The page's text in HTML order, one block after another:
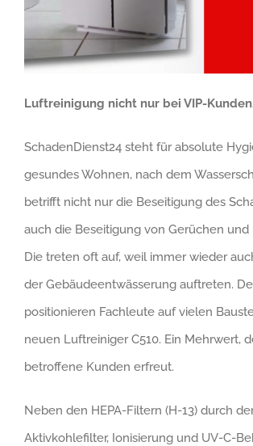
Luftreinigung nicht nur bei VIP-
SchadenDienst24 steht für absolute
gesundes Wohnen, nach dem
betrifft nicht nur die Beseitigung des
auch die Beseitigung von Gerüchen und
Die treten oft auf, weil immer wieder
der Gebäudeentwässerung auftreten.
positionieren Fachleute auf vielen
neuen Luftreiniger C510. Ein Mehrwert,
betroffene Kunden erfreut.
Neben den HEPA-Filtern (H-13) durch
Aktivkohlefilter, Ionisierung und UV-C-